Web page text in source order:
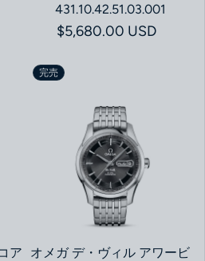
431.10.42.51.03.001
通常価格
$5,680.00 USD
ア
完売
オメガ デ・ヴィル アワービ